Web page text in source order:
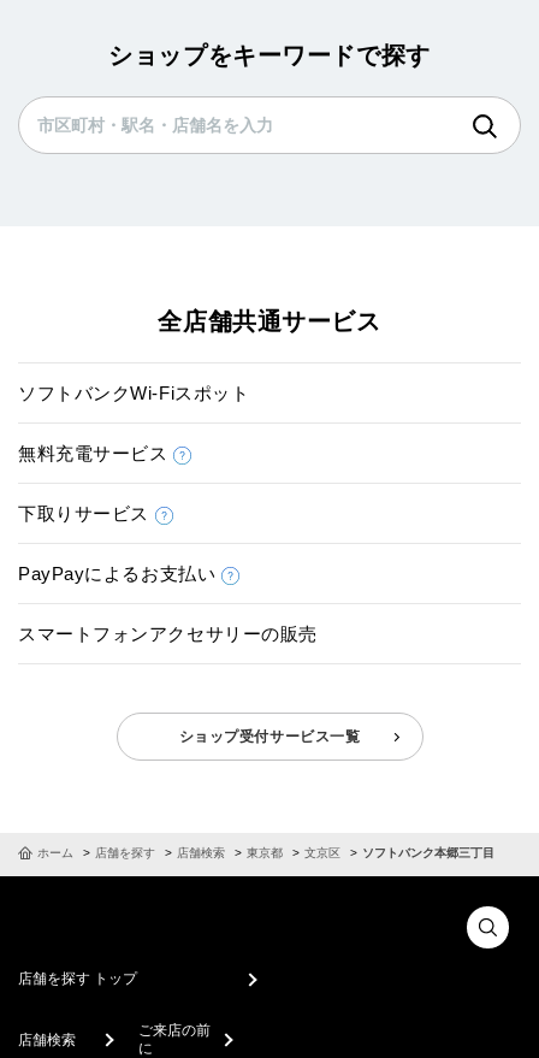
ショップをキーワードで探す
全店舗共通サービス
ソフトバンクWi-Fiスポット
無料充電サービス
下取りサービス
PayPayによるお支払い
スマートフォンアクセサリーの販売
ショップ受付サービス一覧
ホーム 店舗を探す 店舗検索 東京都 文京区 ソフトバンク本郷三丁目
店舗を探す トップ
店舗検索
ご来店の前
に